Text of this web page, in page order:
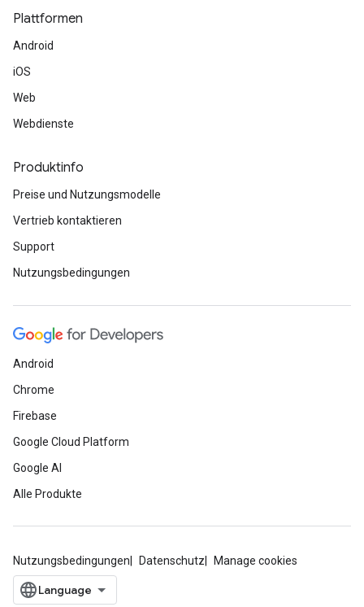
Plattformen
Android
iOS
Web
Webdienste
Produktinfo
Preise und Nutzungsmodelle
Vertrieb kontaktieren
Support
Nutzungsbedingungen
Android
Chrome
Firebase
Google Cloud Platform
Google AI
Alle Produkte
Nutzungsbedingungen Datenschutz Manage cookies